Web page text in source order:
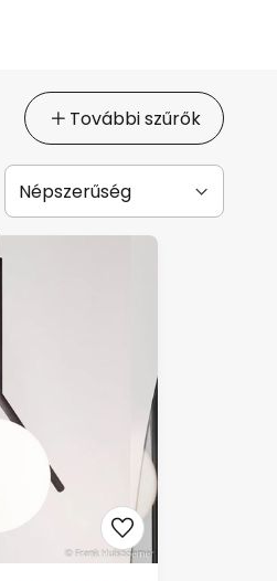
További szűrők